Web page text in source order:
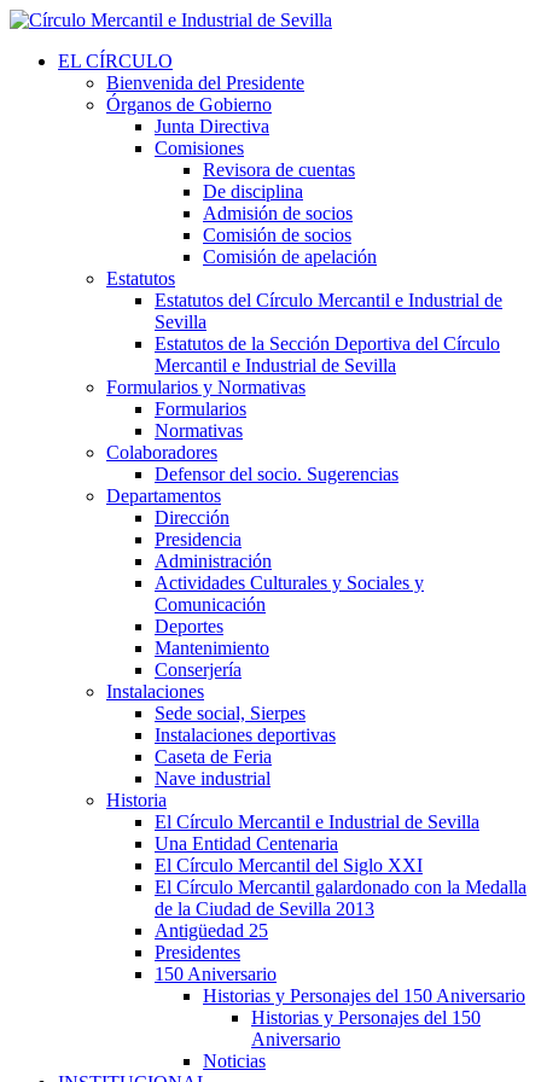
EL CÍRCULO
Bienvenida del Presidente
Órganos de Gobierno
Junta Directiva
Comisiones
Revisora de cuentas
De disciplina
Admisión de socios
Comisión de socios
Comisión de apelación
Estatutos
Estatutos del Círculo Mercantil e Industrial de
Sevilla
Estatutos de la Sección Deportiva del Círculo
Mercantil e Industrial de Sevilla
Formularios y Normativas
Formularios
Normativas
Colaboradores
Defensor del socio. Sugerencias
Departamentos
Dirección
Presidencia
Administración
Actividades Culturales y Sociales y
Comunicación
Deportes
Mantenimiento
Conserjería
Instalaciones
Sede social, Sierpes
Instalaciones deportivas
Caseta de Feria
Nave industrial
Historia
El Círculo Mercantil e Industrial de Sevilla
Una Entidad Centenaria
El Círculo Mercantil del Siglo XXI
El Círculo Mercantil galardonado con la Medalla
de la Ciudad de Sevilla 2013
Antigüedad 25
Presidentes
150 Aniversario
Historias y Personajes del 150 Aniversario
Historias y Personajes del 150
Aniversario
Noticias